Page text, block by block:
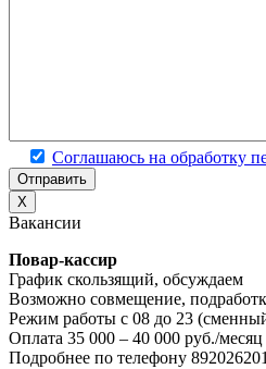
Соглашаюсь на обработку
X
Вакансии
Повар-кассир
График скользящий, обсуждаем
Возможно совмещение,
Режим работы с 08 до 23
Оплата 35 000 – 40 000 руб./месяц
Подробнее по телефону